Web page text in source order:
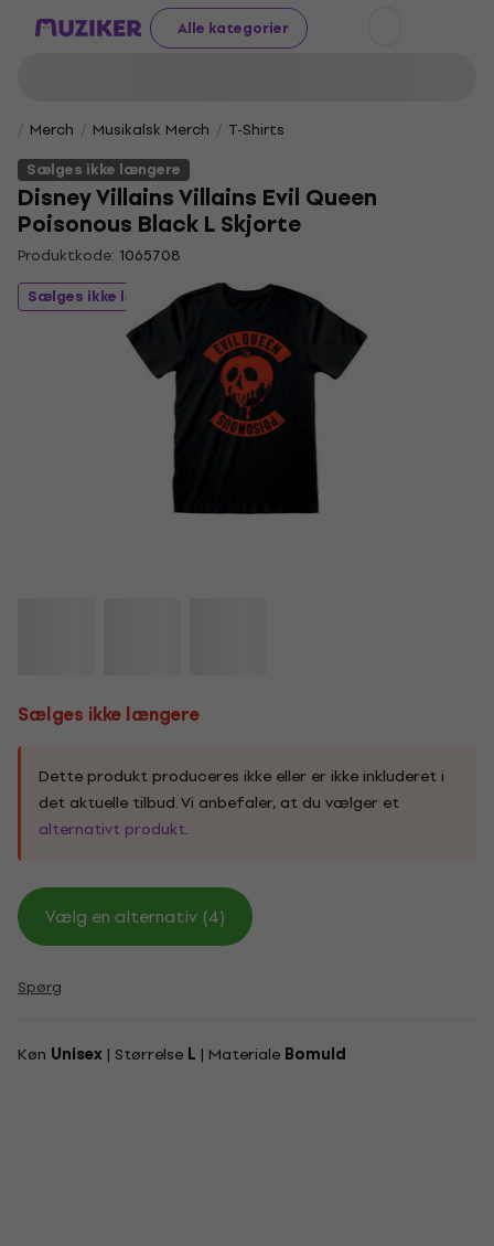
Alle kategorier
Merch Musikalsk Merch
T-Shirts
Sælges ikke længere
Disney Villains Villains Evil Queen
Poisonous Black L Skjorte
Produktkode: 1065708
Sælges ikke længere
Sælges ikke længere
Dette produkt produceres ikke eller er ikke inkluderet i
det aktuelle tilbud. Vi anbefaler, at du vælger et
alternativt produkt.
Vælg en alternativ (4)
Spørg
Køn Unisex | Størrelse L | Materiale Bomuld